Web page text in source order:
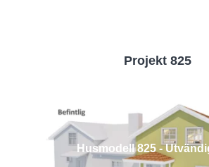
Projekt 825
Husmodell 825 -